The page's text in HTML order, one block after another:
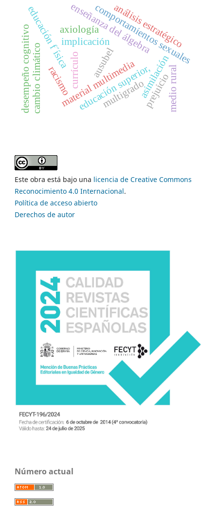
currículo
implicación
axiología
material multimedia
enseñanza del álgebra
comportamientos sexuales
análisis estratégico
educación superior,
educación f´ísica
desempeño cognitivo asimilación
racismo prejuicio
ausubel
medio rural
cambio climático multigrado
Este obra está bajo una licencia de Creative Commons
Reconocimiento 4.0 Internacional.
Política de acceso abierto
Derechos de autor
Número actual